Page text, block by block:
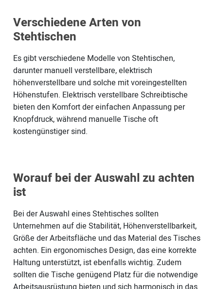
Verschiedene Arten von
Stehtischen
Es gibt verschiedene Modelle von Stehtischen,
darunter manuell verstellbare, elektrisch
höhenverstellbare und solche mit voreingestellten
Höhenstufen. Elektrisch verstellbare Schreibtische
bieten den Komfort der einfachen Anpassung per
Knopfdruck, während manuelle Tische oft
kostengünstiger sind.
Worauf bei der Auswahl zu achten
ist
Bei der Auswahl eines Stehtisches sollten
Unternehmen auf die Stabilität, Höhenverstellbarkeit,
Größe der Arbeitsfläche und das Material des Tisches
achten. Ein ergonomisches Design, das eine korrekte
Haltung unterstützt, ist ebenfalls wichtig. Zudem
sollten die Tische genügend Platz für die notwendige